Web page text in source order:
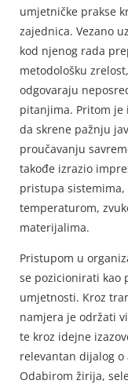
umjetničke prakse
zajednica. Vezano
kod njenog rada
metodološku
odgovaraju
pitanjima. Pritom
da skrene pažnju
proučavanju
takođe izrazio
pristupa
temperaturom,
materijalima.
Pristupom u
se pozicionirati kao
umjetnosti. Kroz
namjera je održati
te kroz idejne
relevantan dijalog
Odabirom žirija,